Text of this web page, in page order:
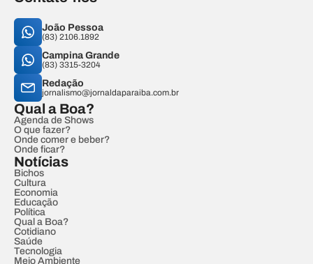
João Pessoa
(83) 2106.1892
Campina Grande
(83) 3315-3204
Redação
jornalismo@jornaldaparaiba.com.br
Qual a Boa?
Agenda de Shows
O que fazer?
Onde comer e beber?
Onde ficar?
Notícias
Bichos
Cultura
Economia
Educação
Política
Qual a Boa?
Cotidiano
Saúde
Tecnologia
Meio Ambiente